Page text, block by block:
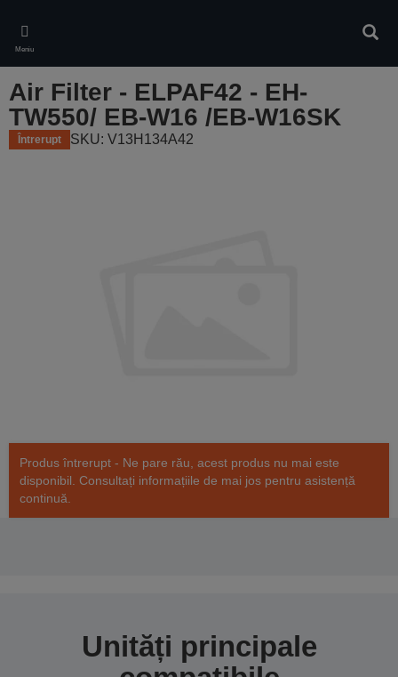
main
content
Meniu
Air Filter - ELPAF42 - EH-
TW550/ EB-W16 /EB-W16SK
Întrerupt SKU: V13H134A42
Produs întrerupt - Ne pare rău, acest produs nu mai este
disponibil. Consultați informațiile de mai jos pentru asistență
continuă.
Unități principale